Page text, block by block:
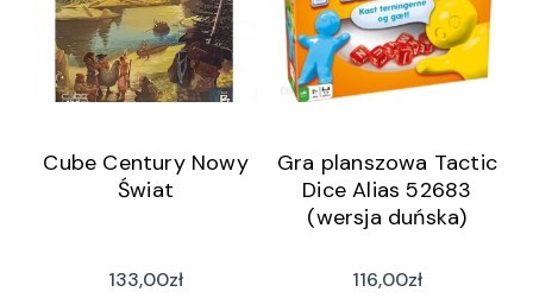
Cube Century Nowy
Świat
133,00zł
Gra planszowa Tactic
Dice Alias 52683
(wersja duńska)
116,00zł